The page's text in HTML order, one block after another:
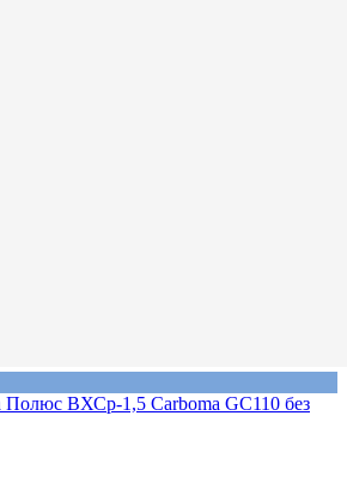
Полюс ВХСр-1,5 Carboma GC110 без